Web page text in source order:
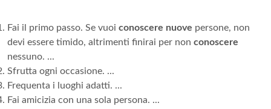
Fai il primo passo. Se vuoi conoscere nuove persone, non
devi essere timido, altrimenti finirai per non conoscere
nessuno. ...
Sfrutta ogni occasione. ...
Frequenta i luoghi adatti. ...
Fai amicizia con una sola persona. ...